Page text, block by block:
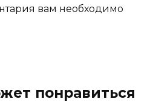
вам необходимо
понравиться